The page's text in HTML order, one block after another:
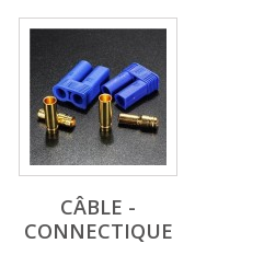
CÂBLE -
CONNECTIQUE